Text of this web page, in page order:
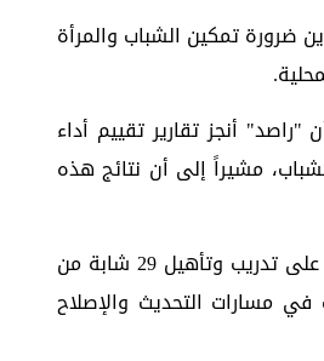
ضرورة تمكين الشباب والمرأة
أنجز تقارير تقييم أداء
مشيراً إلى أن نتائج هذه
‏ويأتي هذا المؤتمر في ختام مشروع "تفعيل دور الشابات في الإدارة المحلية" الذي نفذه مركز الحياة–راصد بالتعاون مع مؤسسة هينرش بُل، واشتمل على تدريب وتأهيل 29 شابة من
في مسارات التحديث والإصلاح